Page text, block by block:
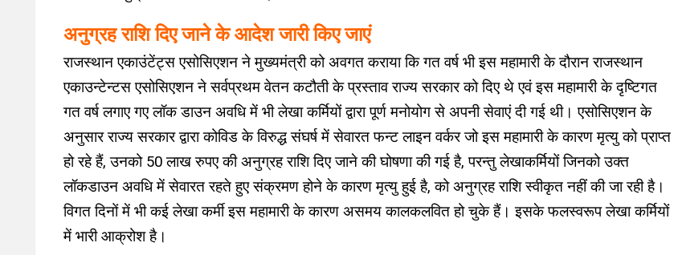
अनुग्रह राशि दिए जाने के आदेश जारी किए जाएं
राजस्थान एकाउंटेंट्स एसोसिएशन ने मुख्यमंत्री को अवगत कराया कि गत वर्ष भी इस महामारी के दौरान राजस्थान
एकाउन्टेन्टस एसोसिएशन ने सर्वप्रथम वेतन कटौती के प्रस्ताव राज्य सरकार को दिए थे एवं इस महामारी के दृष्टिगत
गत वर्ष लगाए गए लॉक डाउन अवधि में भी लेखा कर्मियों द्वारा पूर्ण मनोयोग से अपनी सेवाएं दी गई थी। एसोसिएशन के
अनुसार राज्य सरकार द्वारा कोविड के विरुद्ध संघर्ष में सेवारत फन्ट लाइन वर्कर जो इस महामारी के कारण मृत्यु को प्राप्त
हो रहे हैं, उनको 50 लाख रुपए की अनुग्रह राशि दिए जाने की घोषणा की गई है, परन्तु लेखाकर्मियों जिनको उक्त
लॉकडाउन अवधि में सेवारत रहते हुए संक्रमण होने के कारण मृत्यु हुई है, को अनुग्रह राशि स्वीकृत नहीं की जा रही है।
विगत दिनों में भी कई लेखा कर्मी इस महामारी के कारण असमय कालकलवित हो चुके हैं। इसके फलस्वरूप लेखा कर्मियों
में भारी आक्रोश है।